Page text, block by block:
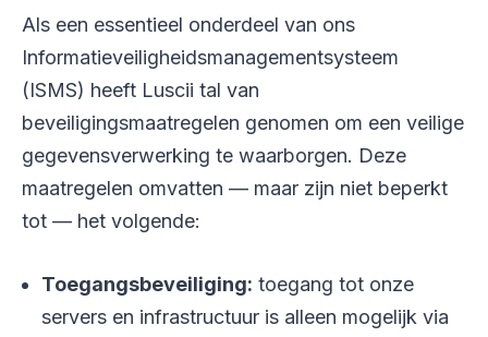
Als een essentieel onderdeel van ons
Informatieveiligheidsmanagementsysteem
(ISMS) heeft Luscii tal van
beveiligingsmaatregelen genomen om een veilige
gegevensverwerking te waarborgen. Deze
maatregelen omvatten — maar zijn niet beperkt
tot — het volgende:
Toegangsbeveiliging: toegang tot onze
servers en infrastructuur is alleen mogelijk via